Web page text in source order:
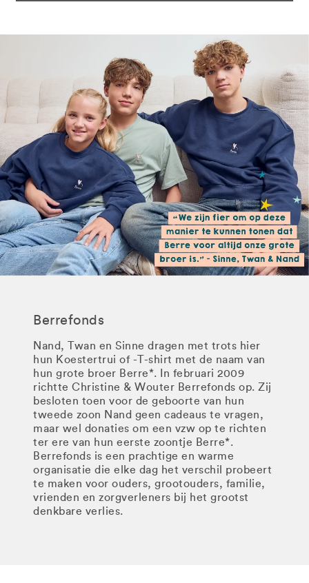
Berrefonds
Nand, Twan en Sinne dragen met trots hier
hun Koestertrui of -T-shirt met de naam van
hun grote broer Berre*. In februari 2009
richtte Christine & Wouter Berrefonds op. Zij
besloten toen voor de geboorte van hun
tweede zoon Nand geen cadeaus te vragen,
maar wel donaties om een vzw op te richten
ter ere van hun eerste zoontje Berre*.
Berrefonds is een prachtige en warme
organisatie die elke dag het verschil probeert
te maken voor ouders, grootouders, familie,
vrienden en zorgverleners bij het grootst
denkbare verlies.